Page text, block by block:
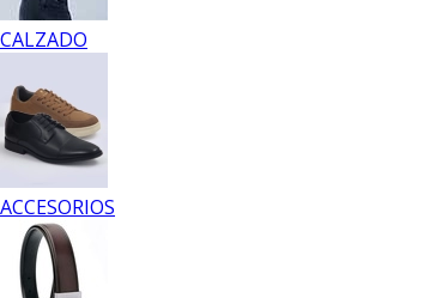
CALZADO
ACCESORIOS